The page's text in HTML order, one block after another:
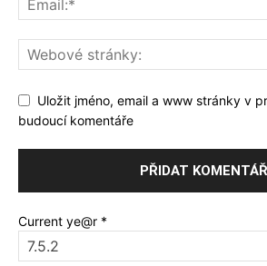
Uložit jméno, email a www stránky v
budoucí komentáře
Current ye@r *